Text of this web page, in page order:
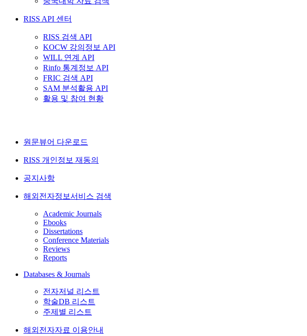
RISS API 센터
RISS 검색 API
KOCW 강의정보 API
WILL 연계 API
Rinfo 통계정보 API
FRIC 검색 API
SAM 분석활용 API
활용 및 참여 현황
원문뷰어 다운로드
RISS 개인정보 재동의
공지사항
해외전자정보서비스 검색
Academic Journals
Ebooks
Dissertations
Conference Materials
Reviews
Reports
Databases & Journals
전자저널 리스트
학술DB 리스트
주제별 리스트
해외전자자료 이용안내